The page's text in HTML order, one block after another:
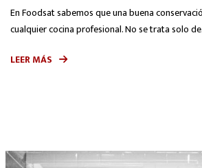
En Foodsat sabemos que una buena
cualquier cocina profesional. No se trata solo
LEER MÁS